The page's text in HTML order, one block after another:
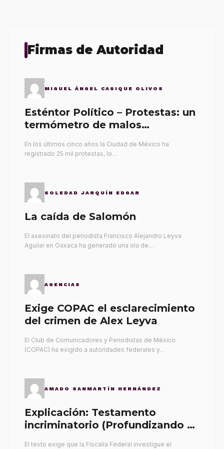
Firmas de Autoridad
MIGUEL ÁNGEL CASIQUE OLIVOS
Esténtor Político – Protestas: un
termómetro de malos
En los últimos cinco años la Ciudad de México ha
registrado 25 mil protestas, lo…
SOLEDAD JARQUÍN EDGAR
La caída de Salomón
El asesinato del periodista Francisco Alejandro Leyva
Aguilar en Oaxaca ha generado una ola de…
AGENCIAS
Exige COPAC el esclarecimiento
del crimen de Alex Leyva
El Club de Comunicadores y Periodistas de México
(COPAC) ha exigido a autoridades federales y…
AMADO SANMARTÍN HERNÁNDEZ
Explicación: Testamento
incriminatorio (Profundizando su
El texto exige que la Fiscalía Federal investigue el